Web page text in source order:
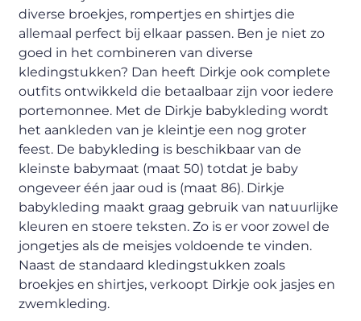
diverse broekjes, rompertjes en shirtjes die
allemaal perfect bij elkaar passen. Ben je niet zo
goed in het combineren van diverse
kledingstukken? Dan heeft Dirkje ook complete
outfits ontwikkeld die betaalbaar zijn voor iedere
portemonnee. Met de Dirkje babykleding wordt
het aankleden van je kleintje een nog groter
feest. De babykleding is beschikbaar van de
kleinste babymaat (maat 50) totdat je baby
ongeveer één jaar oud is (maat 86). Dirkje
babykleding maakt graag gebruik van natuurlijke
kleuren en stoere teksten. Zo is er voor zowel de
jongetjes als de meisjes voldoende te vinden.
Naast de standaard kledingstukken zoals
broekjes en shirtjes, verkoopt Dirkje ook jasjes en
zwemkleding.